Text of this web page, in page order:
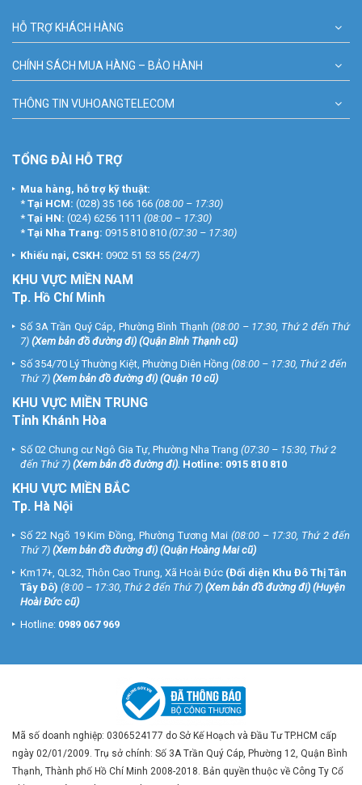
HỖ TRỢ KHÁCH HÀNG
CHÍNH SÁCH MUA HÀNG – BẢO HÀNH
THÔNG TIN VUHOANGTELECOM
TỔNG ĐÀI HỖ TRỢ
Mua hàng, hỗ trợ kỹ thuật:
* Tại HCM: (028) 35 166 166 (08:00 – 17:30)
* Tại HN: (024) 6256 1111 (08:00 – 17:30)
* Tại Nha Trang: 0915 810 810 (07:30 – 17:30)
Khiếu nại, CSKH: 0902 51 53 55 (24/7)
KHU VỰC MIỀN NAM
Tp. Hồ Chí Minh
Số 3A Trần Quý Cáp, Phường Bình Thạnh (08:00 – 17:30, Thứ 2 đến Thứ
7) (Xem bản đồ đường đi) (Quận Bình Thạnh cũ)
Số 354/70 Lý Thường Kiệt, Phường Diên Hồng (08:00 – 17:30, Thứ 2 đến
Thứ 7) (Xem bản đồ đường đi) (Quận 10 cũ)
KHU VỰC MIỀN TRUNG
Tỉnh Khánh Hòa
Số 02 Chung cư Ngô Gia Tự, Phường Nha Trang (07:30 – 15:30, Thứ 2
đến Thứ 7) (Xem bản đồ đường đi). Hotline: 0915 810 810
KHU VỰC MIỀN BẮC
Tp. Hà Nội
Số 22 Ngõ 19 Kim Đồng, Phường Tương Mai (08:00 – 17:30, Thứ 2 đến
Thứ 7) (Xem bản đồ đường đi) (Quận Hoàng Mai cũ)
Km17+, QL32, Thôn Cao Trung, Xã Hoài Đức (Đối diện Khu Đô Thị Tân
Tây Đô) (8:00 – 17:30, Thứ 2 đến Thứ 7) (Xem bản đồ đường đi) (Huyện
Hoài Đức cũ)
Hotline: 0989 067 969
Mã số doanh nghiệp: 0306524177 do Sở Kế Hoạch và Đầu Tư TP.HCM cấp
ngày 02/01/2009. Trụ sở chính: Số 3A Trần Quý Cáp, Phường 12, Quận Bình
Thạnh, Thành phố Hồ Chí Minh 2008-2018. Bản quyền thuộc về Công Ty Cổ